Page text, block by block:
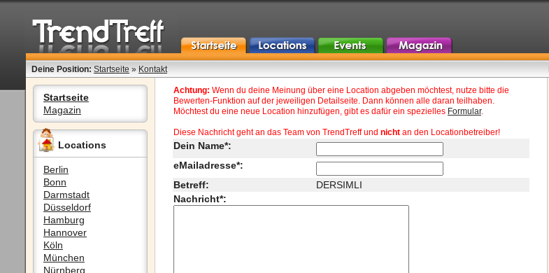
Deine Position: Startseite » Kontakt
Startseite
Magazin
Locations
Berlin
Bonn
Darmstadt
Düsseldorf
Hamburg
Hannover
Köln
München
Nürnberg
Achtung: Wenn du deine Meinung über eine Location abgeben möchtest, nutze bitte die
Bewerten-Funktion auf der jeweiligen Detailseite. Dann können alle daran teilhaben.
Möchtest du eine neue Location hinzufügen, gibt es dafür ein spezielles Formular.
Diese Nachricht geht an das Team von TrendTreff und nicht an den Locationbetreiber!
Dein Name*:
eMailadresse*:
Betreff:
DERSIMLI
Nachricht*: